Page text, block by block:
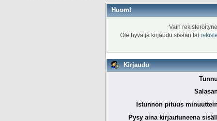
Huom!
Vain
Ole hyvä ja kirjaudu sisään tai
Kirjaudu
Istunnon pituus
Pysy aina kirjautuneena